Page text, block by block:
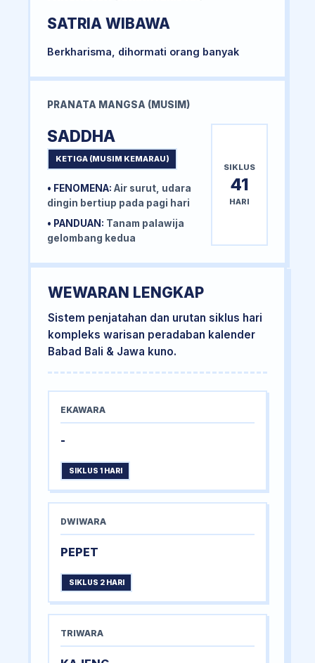
SATRIA WIBAWA
Berkharisma, dihormati orang banyak
PRANATA MANGSA (MUSIM)
SADDHA
KETIGA (MUSIM KEMARAU)
• FENOMENA: Air surut, udara
dingin bertiup pada pagi hari
• PANDUAN: Tanam palawija
gelombang kedua
SIKLUS
41
HARI
WEWARAN LENGKAP
Sistem penjatahan dan urutan siklus hari
kompleks warisan peradaban kalender
Babad Bali & Jawa kuno.
EKAWARA
-
SIKLUS 1 HARI
DWIWARA
PEPET
SIKLUS 2 HARI
TRIWARA